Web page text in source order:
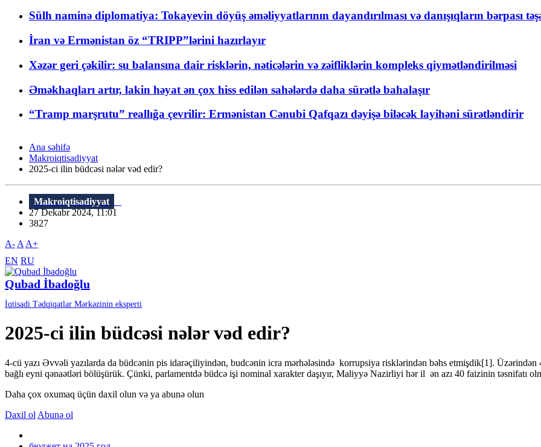
Sülh naminə diplomatiya: Tokayevin döyüş əməliyyatlarının dayandırılması və danışıqların bərpası
İran və Ermənistan öz “TRIPP”lərini hazırlayır
Xəzər geri çəkilir: su balansına dair risklərin, nəticələrin və zəifliklərin kompleks qiymətləndirilməsi
Əməkhaqları artır, lakin həyat ən çox hiss edilən sahələrdə daha sürətlə bahalaşır
“Tramp marşrutu” reallığa çevrilir: Ermənistan Cənubi Qafqazı dəyişə biləcək layihəni sürətləndirir
Ana səhifə
Makroiqtisadiyyat
2025-ci ilin büdcəsi nələr vəd edir?
Makroiqtisadiyyat
27 Dekabr 2024, 11:01
3827
A- A A+
EN RU
Qubad İbadoğlu
İqtisadi Tədqiqatlar Mərkəzinin eksperti
2025-ci ilin büdcəsi nələr vəd edir?
4-cü yazı Əvvəli yazılarda da büdcənin pis idarəçiliyindən, budcənin icra mərhələsində korrupsiya risklərindən bəhs etmişdik[1].
bağlı eyni qənaətləri bölüşürük. Çünki, parlamentdə büdcə işi nominal xarakter daşıyır, Maliyyə Nazirliyi hər il ən azı 40 faizinin təsnifatı
Daha çox oxumaq üçün daxil olun və ya abunə olun
Daxil ol Abunə ol